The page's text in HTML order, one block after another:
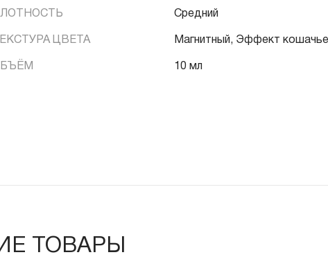
Средний
ЦВЕТА Магнитный, Эффект
10 мл
ТОВАРЫ